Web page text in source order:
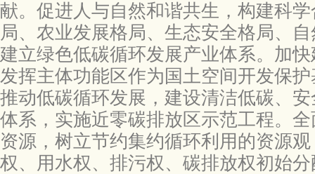
献。促进人与自然和谐共生，构建科
局、农业发展格局、生态安全格局、
建立绿色低碳循环发展产业体系。加
发挥主体功能区作为国土空间开发保
推动低碳循环发展，建设清洁低碳、
体系，实施近零碳排放区示范工程。
资源，树立节约集约循环利用的资源
权、用水权、排污权、碳排放权初始